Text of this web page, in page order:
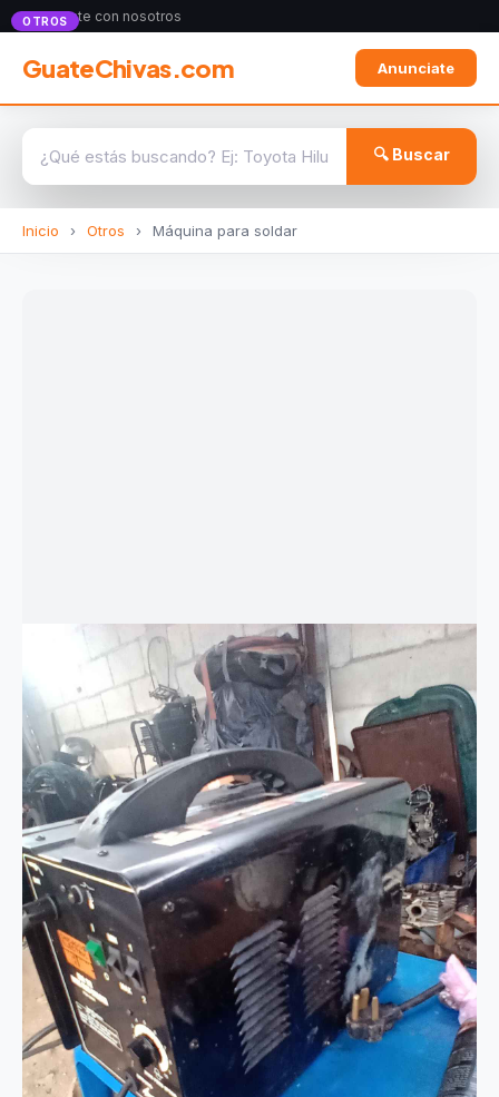
Anunciate con nosotros
GuateChivas.com Anunciate
🔍 Buscar
Inicio › Otros › Máquina para soldar
OTROS